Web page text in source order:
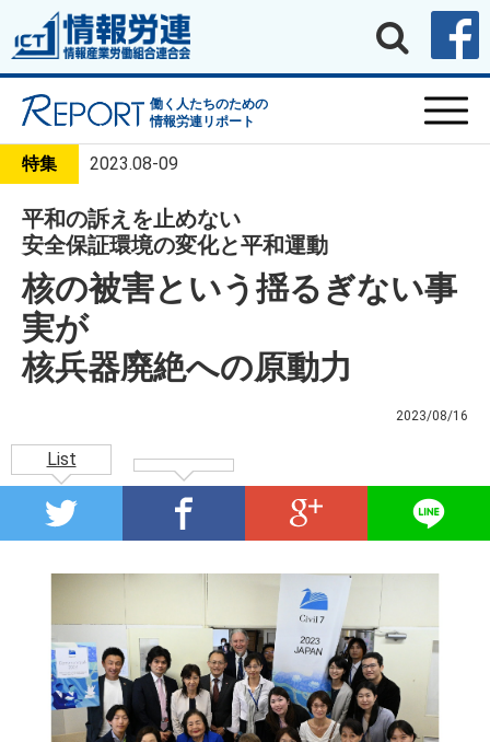
働く人たちのための
情報労連リポート
特集 2023.08-09
平和の訴えを止めない
安全保証環境の変化と平和運動
核の被害という揺るぎない事
実が
核兵器廃絶への原動力
2023/08/16
List